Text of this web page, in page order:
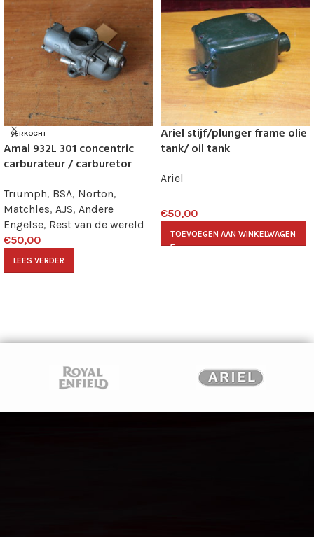
VERKOCHT
Amal 932L 301 concentric
carburateur / carburetor
Triumph, BSA, Norton,
Matchles, AJS, Andere
Engelse, Rest van de wereld
€50,00
LEES VERDER
Ariel stijf/plunger frame olie
tank/ oil tank
Ariel
€50,00
TOEVOEGEN AAN WINKELWAGEN